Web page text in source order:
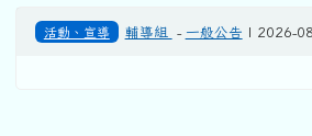
活動、宣導 輔導組 - 一般公告 | 2026-